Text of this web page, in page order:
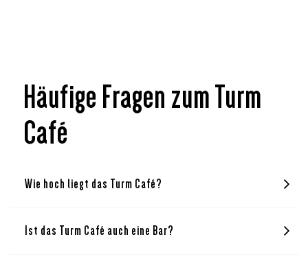
Häufige Fragen zum Turm
Café
Wie hoch liegt das Turm Café?
Ist das Turm Café auch eine Bar?